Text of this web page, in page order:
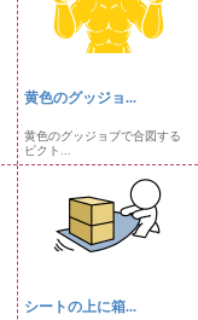
黄色のグッジョ...
黄色のグッジョブで合図する
ピクト...
シートの上に箱...